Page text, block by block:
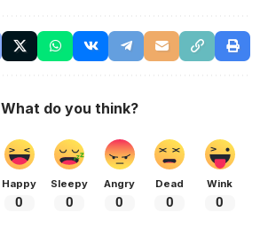
What do you think?
Happy
0
Sleepy
0
Angry
0
Dead
0
Wink
0